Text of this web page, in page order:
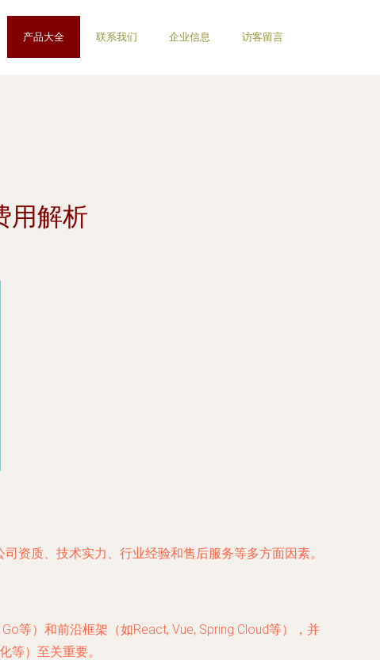
产品大全 联系我们 企业信息 访客留言
用解析
资质、技术实力、行业经验和售后服务等多方面因素。
等）和前沿框架（如React, Vue, Spring Cloud等），并
等）至关重要。